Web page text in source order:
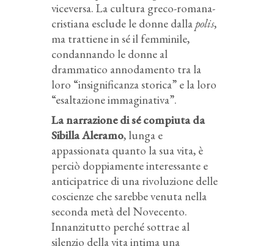
viceversa. La cultura greco-romana-
cristiana esclude le donne dalla polis,
ma trattiene in sé il femminile,
condannando le donne al
drammatico annodamento tra la
loro “insignificanza storica” e la loro
“esaltazione immaginativa”.
La narrazione di sé compiuta da
Sibilla Aleramo, lunga e
appassionata quanto la sua vita, è
perciò doppiamente interessante e
anticipatrice di una rivoluzione delle
coscienze che sarebbe venuta nella
seconda metà del Novecento.
Innanzitutto perché sottrae al
silenzio della vita intima una